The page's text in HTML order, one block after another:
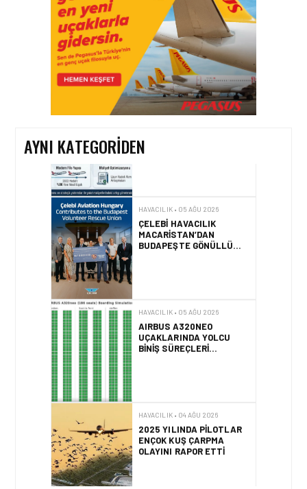
AYNI KATEGORIDEN
HAVACILIK • 05 AĞU 2026
YAKIT MALIYETLERINDEKI
YÜZDE 46’LIK ARTIŞA
KARŞI HANGI ÖNLEMLER
ALINIYOR?
KURTARMA BIRLIĞI’NE
ANLAMLI DESTEK!
SIMÜLASYONLA TEST
EDILDI!